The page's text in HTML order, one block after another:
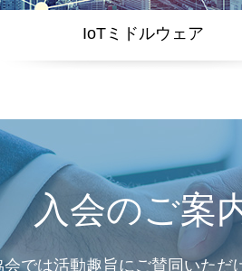
IoTミドルウェア
入会のご案
では活動趣旨にご賛同いた